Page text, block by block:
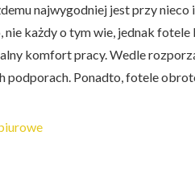
najwygodniej jest przy nieco
nie każdy o tym wie, jednak
komfort pracy. Wedle
podporach. Ponadto, fotele